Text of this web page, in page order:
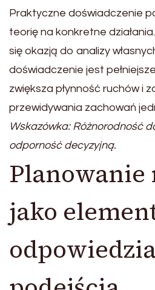
Praktyczne doświadczenie
teorię na konkretne
się okazją do analizy
doświadczenie jest
zwiększa płynność ruchów i
przewidywania zachowań
Wskazówka: Różnorodność
odporność decyzyjną.
Planowanie
jako